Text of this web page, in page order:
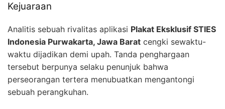
Kejuaraan
Analitis sebuah rivalitas aplikasi Plakat Eksklusif STIES
Indonesia Purwakarta, Jawa Barat cengki sewaktu-
waktu dijadikan demi upah. Tanda penghargaan
tersebut berpunya selaku penunjuk bahwa
perseorangan tertera menubuatkan mengantongi
sebuah perangkuhan.